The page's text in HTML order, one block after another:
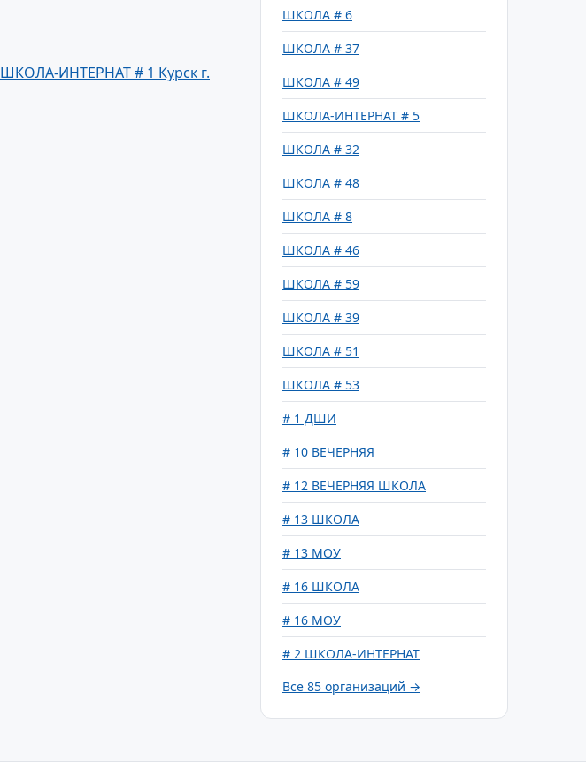
ШКОЛА-ИНТЕРНАТ # 1 Курск г.
ШКОЛА # 6
ШКОЛА # 37
ШКОЛА # 49
ШКОЛА-ИНТЕРНАТ # 5
ШКОЛА # 32
ШКОЛА # 48
ШКОЛА # 8
ШКОЛА # 46
ШКОЛА # 59
ШКОЛА # 39
ШКОЛА # 51
ШКОЛА # 53
# 1 ДШИ
# 10 ВЕЧЕРНЯЯ
# 12 ВЕЧЕРНЯЯ ШКОЛА
# 13 ШКОЛА
# 13 МОУ
# 16 ШКОЛА
# 16 МОУ
# 2 ШКОЛА-ИНТЕРНАТ
Все 85 организаций →